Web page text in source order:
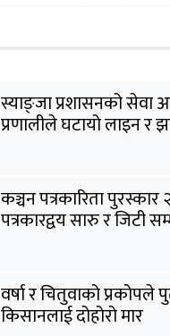
स्याङ्जा प्रशासनको सेवा
प्रणालीले घटायो लाइन र
कञ्चन पत्रकारिता पुरस्कार
पत्रकारद्वय सारु र जिटी
वर्षा र चितुवाको प्रकोपले
किसानलाई दोहोरो मार